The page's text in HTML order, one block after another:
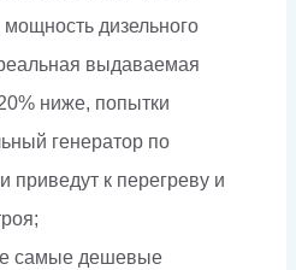
мощность дизельного
выдаваемая
ниже, попытки
генератор по
к перегреву и
самые дешевые